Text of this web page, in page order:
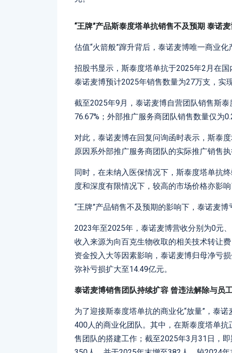
“王牌”产品斯泰度塔单抗销售不及预期 泰诺
估值“火箭般”蹿升背后，泰诺麦博唯一商业
招股书显示，斯泰度塔单抗于2025年2月在
泰诺麦博预计2025年销售数量为27万支，实
截至2025年9月，泰诺麦博自营团队销售斯
76.67%；外部推广服务商团队销售数量仅为
对此，泰诺麦博在回复问询函时表示，斯泰
原因系外部推广服务商团队的实际推广销售执
同时，在未纳入医保情况下，斯泰度塔单抗
度和深度有限情况下，较高的市场价格亦影
“王牌”产品销售不及预期的影响下，泰诺麦博
2023年至2025年，泰诺麦博营收分别为0元
收入来源为向百克生物收取的相关技术转让
资金投入大等因素影响，泰诺麦博归母净亏
弥补亏损扩大至14.49亿元。
泰诺麦博销售团队持续扩容 曾违法解除与员
为了迎接斯泰度塔单抗的商业化“放量”，泰
400人的商业化团队。其中，在斯泰度塔单
售团队的搭建工作；截至2025年3月31日，